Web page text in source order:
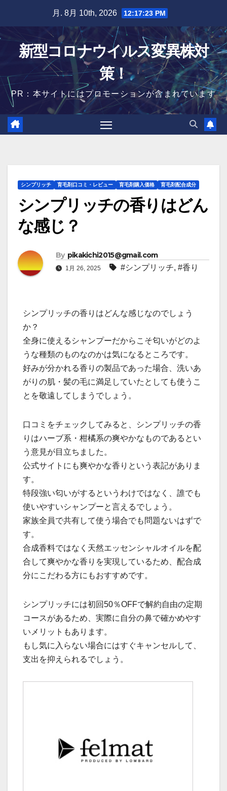
content
月. 8月 10th, 2026 12:17:24 PM
新型コロナウイルス変異株対
策！
PR：本サイトにはプロモーションが含まれています
シンプリッチ 育毛剤口コミ・レビュー 育毛剤購入価格 育毛剤配合成分
シンプリッチの香りはどん
な感じ？
By pikakichi2015@gmail.com
1月 26, 2025 #シンプリッチ, #香り
シンプリッチの香りはどんな感じなのでしょう
か？
全身に使えるシャンプーだからこそ匂いがどのよ
うな種類のものなのかは気になるところです。
好みが分かれる香りの製品であった場合、洗いあ
がりの肌・髪の毛に満足していたとしても使うこ
とを敬遠してしまうでしょう。
口コミをチェックしてみると、シンプリッチの香
りはハーブ系・柑橘系の爽やかなものであるとい
う意見が目立ちました。
公式サイトにも爽やかな香りという表記がありま
す。
特段強い匂いがするというわけではなく、誰でも
使いやすいシャンプーと言えるでしょう。
家族全員で共有して使う場合でも問題ないはずで
す。
合成香料ではなく天然エッセンシャルオイルを配
合して爽やかな香りを実現しているため、配合成
分にこだわる方にもおすすめです。
シンプリッチには初回50％OFFで解約自由の定期
コースがあるため、実際に自分の鼻で確かめやす
いメリットもあります。
もし気に入らない場合にはすぐキャンセルして、
支出を抑えられるでしょう。